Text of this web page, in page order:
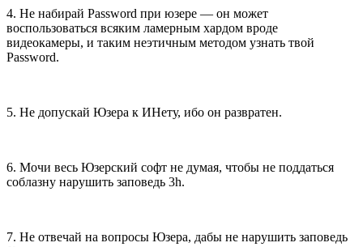
4. Не набирай Password при юзере — он может
воспользоваться всяким ламерным хардом вроде
видеокамеры, и таким неэтичным методом узнать твой
Password.
5. Не допускай Юзера к ИНету, ибо он развратен.
6. Мочи весь Юзерский софт не думая, чтобы не поддаться
соблазну нарушить заповедь 3h.
7. Не отвечай на вопросы Юзера, дабы не нарушить заповедь